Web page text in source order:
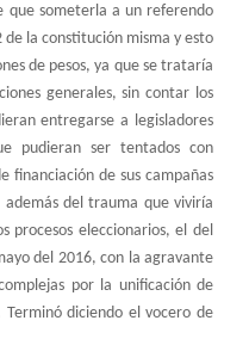
que someterla a un referendo
la constitución misma y esto
de pesos, ya que se trataría
generales, sin contar los
entregarse a legisladores
pudieran ser tentados con
financiación de sus campañas
además del trauma que viviría
procesos eleccionarios, el del
del 2016, con la agravante
por la unificación de
Terminó diciendo el vocero de